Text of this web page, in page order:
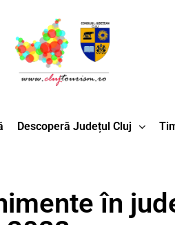
Descoperă Județul Cluj
în